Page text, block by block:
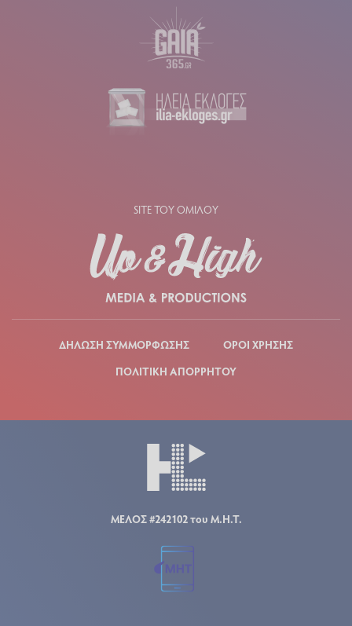
SITE ΤΟΥ ΟΜΙΛΟΥ
ΔΗΛΩΣΗ ΣΥΜΜΟΡΦΩΣΗΣ
ΟΡΟΙ ΧΡΗΣΗΣ
ΠΟΛΙΤΙΚΗ ΑΠΟΡΡΗΤΟΥ
ΜΕΛΟΣ #242102 του Μ.Η.Τ.